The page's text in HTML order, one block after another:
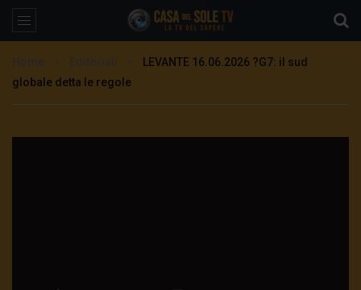
LEVANTE 16.06.2026 ?G7: il sud
globale detta le regole